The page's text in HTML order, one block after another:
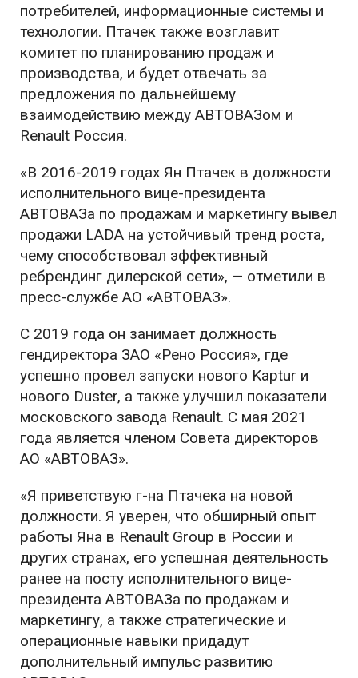
потребителей, информационные системы и
технологии. Птачек также возглавит
комитет по планированию продаж и
производства, и будет отвечать за
предложения по дальнейшему
взаимодействию между АВТОВАЗом и
Renault Россия.
«В 2016-2019 годах Ян Птачек в должности
исполнительного вице-президента
АВТОВАЗа по продажам и маркетингу вывел
продажи LADA на устойчивый тренд роста,
чему способствовал эффективный
ребрендинг дилерской сети», — отметили в
пресс-службе АО «АВТОВАЗ».
С 2019 года он занимает должность
гендиректора ЗАО «Рено Россия», где
успешно провел запуски нового Kaptur и
нового Duster, а также улучшил показатели
московского завода Renault. С мая 2021
года является членом Совета директоров
АО «АВТОВАЗ».
«Я приветствую г-на Птачека на новой
должности. Я уверен, что обширный опыт
работы Яна в Renault Group в России и
других странах, его успешная деятельность
ранее на посту исполнительного вице-
президента АВТОВАЗа по продажам и
маркетингу, а также стратегические и
операционные навыки придадут
дополнительный импульс развитию